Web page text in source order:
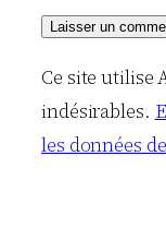
Ce site utilise
indésirables.
les données